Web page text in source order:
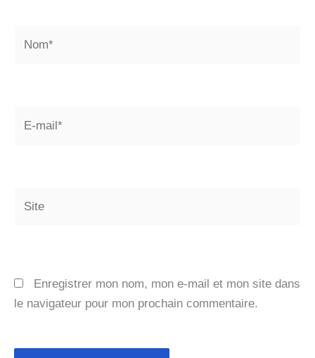
Enregistrer mon nom, mon e-mail et mon site dans
le navigateur pour mon prochain commentaire.